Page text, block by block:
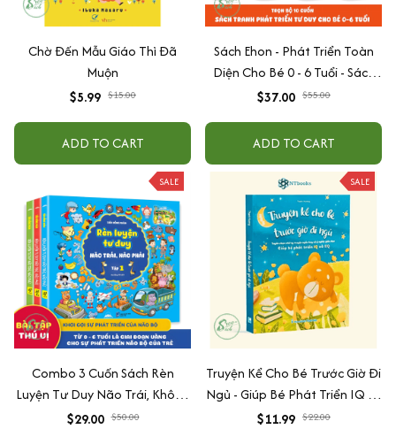
Chờ Đến Mẫu Giáo Thì Đã
Muộn
$5.99 $15.00
ADD TO CART
Sách Ehon - Phát Triển Toàn
Diện Cho Bé 0 - 6 Tuổi - Sách
Song Ngữ Việt - Anh
$37.00 $55.00
ADD TO CART
SALE
Combo 3 Cuốn Sách Rèn
Luyện Tư Duy Não Trái, Không
Não Phải - Đánh Thức Tiềm
$29.00 $50.00
SALE
Truyện Kể Cho Bé Trước Giờ Đi
Ngủ - Giúp Bé Phát Triển IQ Và
EQ
$11.99 $22.00